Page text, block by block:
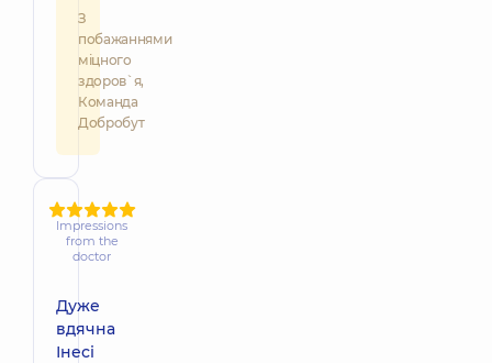
З
побажаннями
міцного
здоров`я,
Команда
Добробут
Impressions
from the
doctor
Дуже
вдячна
Інесі